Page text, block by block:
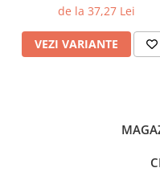
de la 37,27 Lei
VEZI VARIANTE